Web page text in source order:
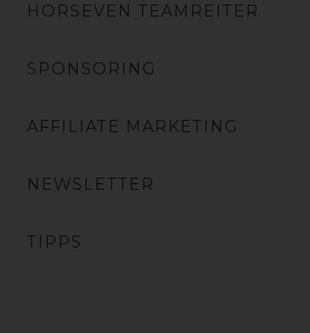
HORSEVEN TEAMREITER
SPONSORING
AFFILIATE MARKETING
NEWSLETTER
TIPPS